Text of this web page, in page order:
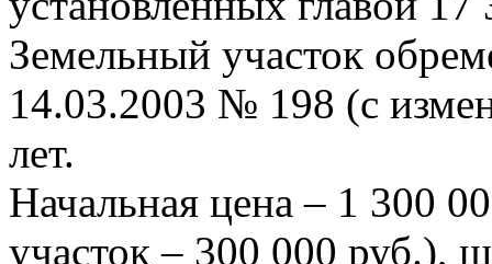
Земельный участок
14.03.2003 № 198 (с
лет.
Начальная цена – 1 300
участок – 300 000 руб.),